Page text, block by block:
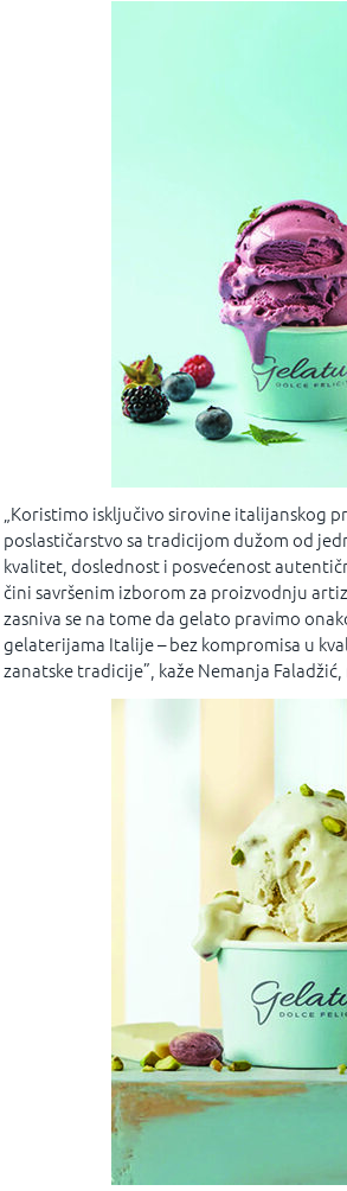
„Koristimo isključivo sirovine italijanskog
poslastičarstvo sa tradicijom dužom od
kvalitet, doslednost i posvećenost
čini savršenim izborom za proizvodnju
zasniva se na tome da gelato pravimo
gelaterijama Italije – bez kompromisa u
zanatske tradicije”, kaže Nemanja